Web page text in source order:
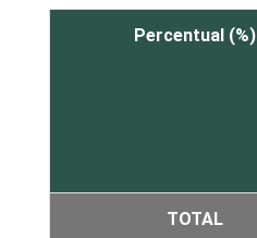
Percentual (%)
TOTAL